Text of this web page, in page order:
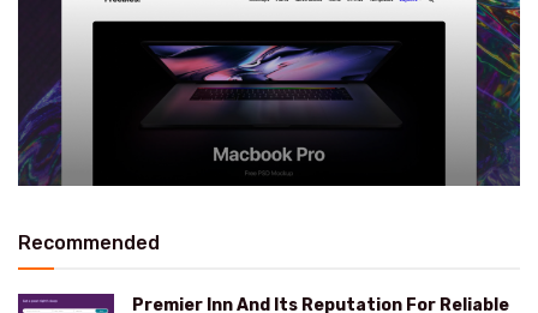
Recommended
Premier Inn And Its Reputation For Reliable